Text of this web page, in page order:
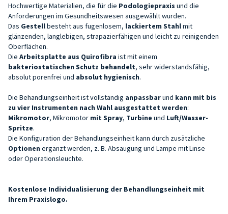
Hochwertige Materialien, die für die Podologiepraxis und die
Anforderungen im Gesundheitswesen ausgewählt wurden.
Das Gestellbesteht aus fugenlosem, lackiertem Stahlmit
glänzenden, langlebigen, strapazierfähigen und leicht zu reinigenden
Oberflächen.
Die Arbeitsplatte aus Quirofibra ist mit einem
bakteriostatischen Schutz behandelt, sehr widerstandsfähig,
absolut porenfrei und absolut hygienisch.
Die Behandlungseinheit ist vollständig anpassbarund kann mit bis
zu vier Instrumenten nach Wahl ausgestattet werden:
Mikromotor, Mikromotor mit Spray, Turbine und Luft/Wasser-
Spritze.
Die Konfiguration der Behandlungseinheit kann durch zusätzliche
Optionen ergänzt werden, z. B. Absaugung und Lampe mit Linse
oder Operationsleuchte.
Kostenlose Individualisierung der Behandlungseinheit mit
Ihrem Praxislogo.